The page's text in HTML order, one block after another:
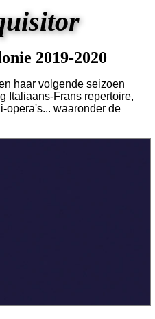
2019-2020
haar volgende seizoen
Italiaans-Frans repertoire,
opera's... waaronder de